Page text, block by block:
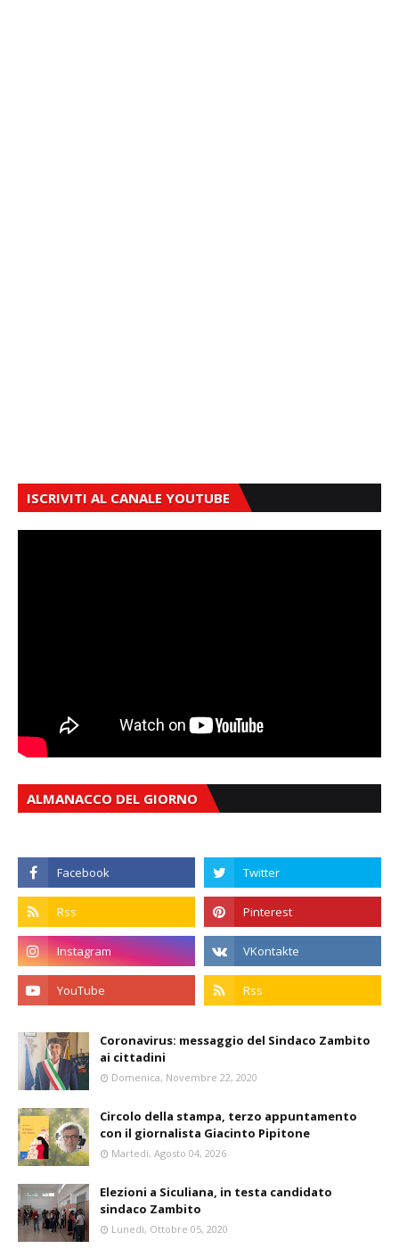
ISCRIVITI AL CANALE YOUTUBE
ALMANACCO DEL GIORNO
Coronavirus: messaggio del Sindaco Zambito
ai cittadini
Domenica, Novembre 22, 2020
Circolo della stampa, terzo appuntamento
con il giornalista Giacinto Pipitone
Martedì, Agosto 04, 2026
Elezioni a Siculiana, in testa candidato
sindaco Zambito
Lunedì, Ottobre 05, 2020